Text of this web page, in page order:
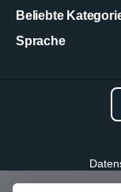
Beliebte
Sprache